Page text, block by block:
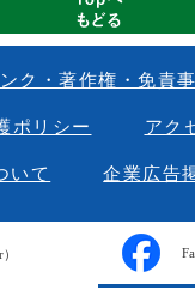
ク・著作権・免責
ポリシー アク
いて 企業広告